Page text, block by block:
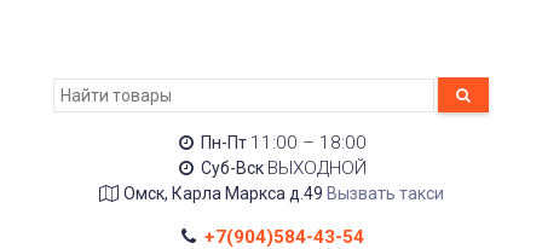
Пн-Пт 11:00 – 18:00
Суб-Вск ВЫХОДНОЙ
Омск, Карла Маркса д.49 Вызвать такси
+7(904)584-43-54